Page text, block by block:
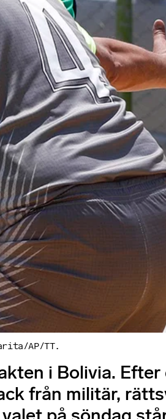
AP/TT.
i Bolivia.
från militär,